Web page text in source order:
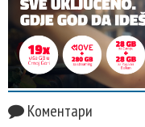
Коментари